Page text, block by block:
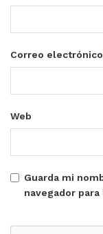
Correo electrónico
Web
Guarda mi
navegador